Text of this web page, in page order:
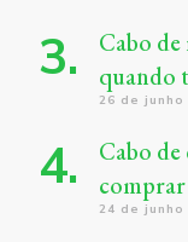
Cabo
quando
26 de junho
Cabo
comprar
24 de junho